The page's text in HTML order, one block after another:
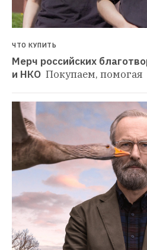
ЧТО КУПИТЬ
Мерч российских
и НКО Покупаем, помогая